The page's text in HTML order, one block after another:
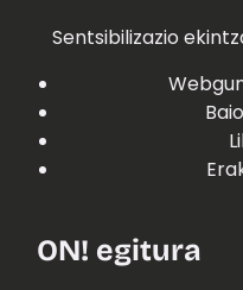
Sentsibilizazio
ON! egitura